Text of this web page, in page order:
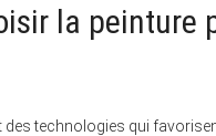
la peinture
des technologies qui